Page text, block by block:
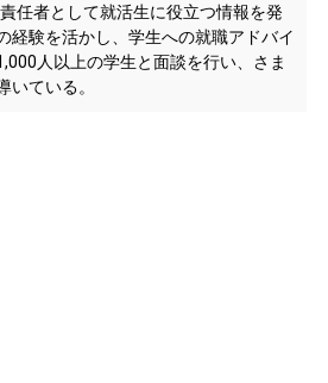
任者として就活生に役立つ情報を発
経験を活かし、学生への就職アドバイ
人以上の学生と面談を行い、さま
いている。